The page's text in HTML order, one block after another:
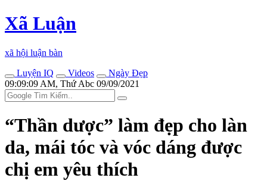
Xã Luận
xã hội luận bàn
Luyện IQ
Videos
Ngày Đẹp
09:09:09 AM, Thứ Abc 09/09/2021
“Thần dược” làm đẹp cho làn
da, mái tóc và vóc dáng được
chị em yêu thích